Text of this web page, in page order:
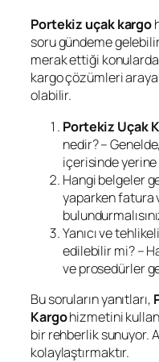
Portekiz uçak kargo
soru gündeme
merak ettiği
kargo çözümleri
olabilir.
Portekiz Uçak
nedir? –
içerisinde yerine
Hangi belgeler
yaparken fatura
Yanıcı ve
edilebilir mi? –
ve prosedürler
Bu soruların yanıtları,
Kargohizmetini
bir rehberlik sunuyor.
kolaylaştırmaktır.